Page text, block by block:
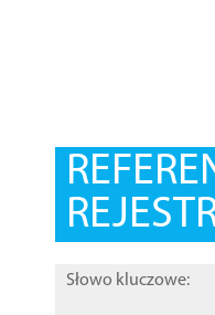
Słowo kluczowe: